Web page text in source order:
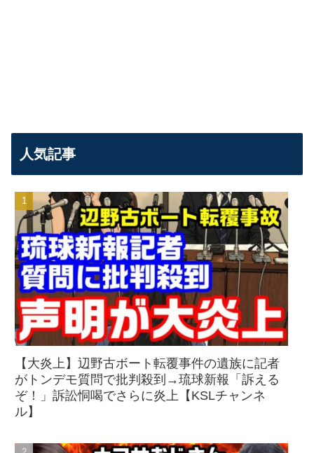
人気記事
【大炎上】辺野古ボート転覆事件の遺族に記者
がトンデモ質問で批判殺到→琉球新報「訴える
ぞ！」訴訟恫喝でさらに炎上【KSLチャンネ
ル】